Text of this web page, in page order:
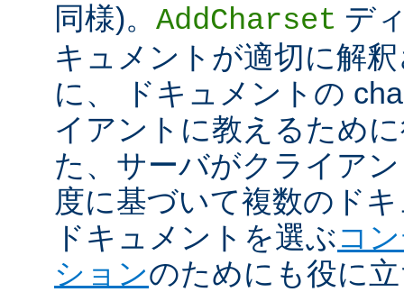
同様)。 AddCharset デ
キュメントが適切に解
に、 ドキュメントの
イアントに教えるため
た、サーバがクライア
度に基づいて複数のド
ドキュメントを選ぶコ
ションのためにも役に